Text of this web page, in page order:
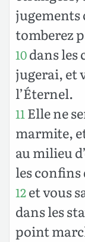
jugements
tomberez
10dans les
jugerai, et
l’Éternel.
11 Elle ne
marmite,
au milieu
les confins
12et vous
dans les
point